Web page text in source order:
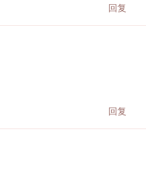
回复
回复